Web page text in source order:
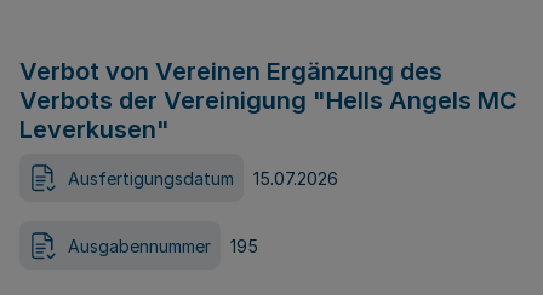
Verbot von Vereinen Ergänzung des
Verbots der Vereinigung "Hells Angels MC
Leverkusen"
Ausfertigungsdatum 15.07.2026
Ausgabennummer 195